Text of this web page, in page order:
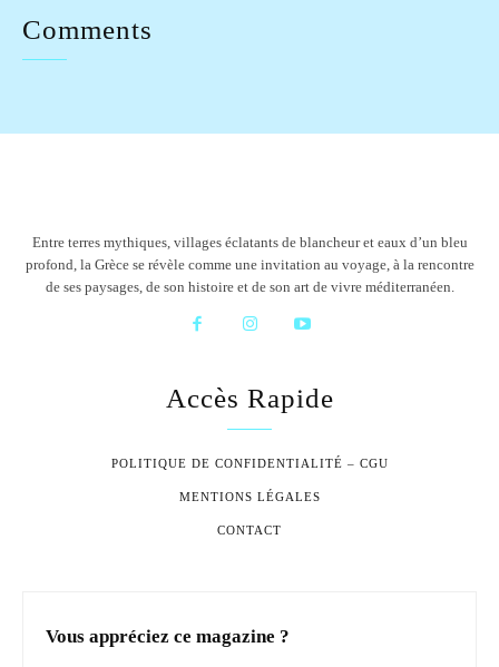
Comments
Entre terres mythiques, villages éclatants de blancheur et eaux d’un bleu
profond, la Grèce se révèle comme une invitation au voyage, à la rencontre
de ses paysages, de son histoire et de son art de vivre méditerranéen.
Accès Rapide
POLITIQUE DE CONFIDENTIALITÉ – CGU
MENTIONS LÉGALES
CONTACT
Vous appréciez ce magazine ?